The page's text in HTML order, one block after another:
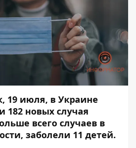
19 июля, в Украине
182 новых случая
всего случаев в
заболели 11 детей.